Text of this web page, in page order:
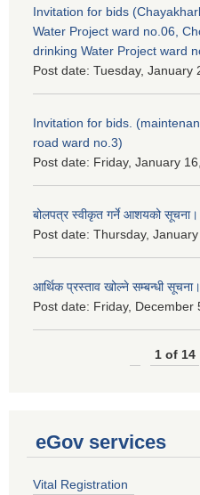
Invitation for bids
Water Project ward no.06,
drinking Water Project ward
Post date: Tuesday, January
Invitation for bids.
road ward no.3)
Post date: Friday, January
बोलपत्र स्वीकृत गर्ने आशयको
Post date: Thursday,
आर्थिक प्रस्ताव खोल्ने सम्बन्धी सूचना।
Post date: Friday, December
1 of 14
eGov services
Vital Registration